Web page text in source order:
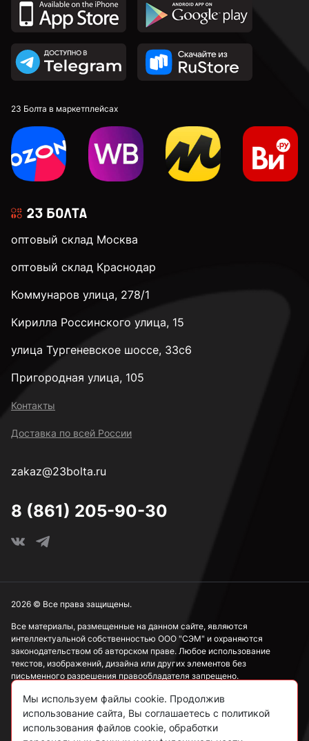
23 Болта в маркетплейсах
оптовый склад Москва
оптовый склад Краснодар
Коммунаров улица, 278/1
Кирилла Россинского улица, 15
улица Тургеневское шоссе, 33с6
Пригородная улица, 105
Контакты
Доставка по всей России
zakaz@23bolta.ru
8 (861) 205-90-30
Все материалы, размещенные на данном сайте, являются
интеллектуальной собственностью ООО "СЭМ" и охраняются
законодательством об авторском праве. Любое использование
текстов, изображений, дизайна или других элементов без
письменного разрешения правообладателя запрещено.
Информация, представленная на сайте, носит исключительно
ознакомительный характер и не может рассматриваться как
публичная оферта в соответствии со ст. 437 ГК РФ.
2026 © Все права защищены.
Мы используем файлы cookie. Продолжив
использование сайта, Вы соглашаетесь с политикой
использования файлов cookie, обработки